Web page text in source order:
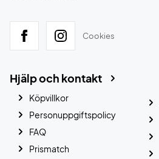
Cookies
Hjälp och kontakt
Köpvillkor
Personuppgiftspolicy
FAQ
Prismatch